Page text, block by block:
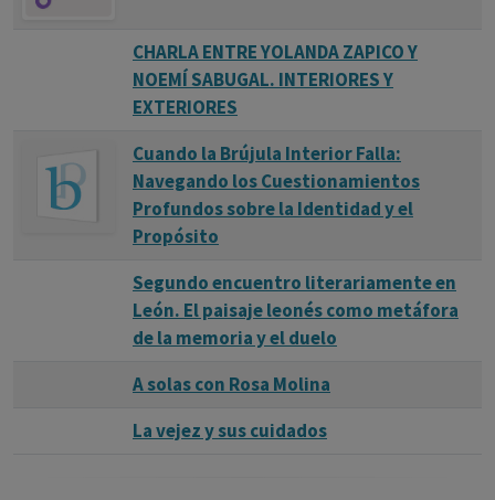
CHARLA ENTRE YOLANDA ZAPICO Y
NOEMÍ SABUGAL. INTERIORES Y
EXTERIORES
Cuando la Brújula Interior Falla:
Navegando los Cuestionamientos
Profundos sobre la Identidad y el
Propósito
Segundo encuentro literariamente en
León. El paisaje leonés como metáfora
de la memoria y el duelo
A solas con Rosa Molina
La vejez y sus cuidados